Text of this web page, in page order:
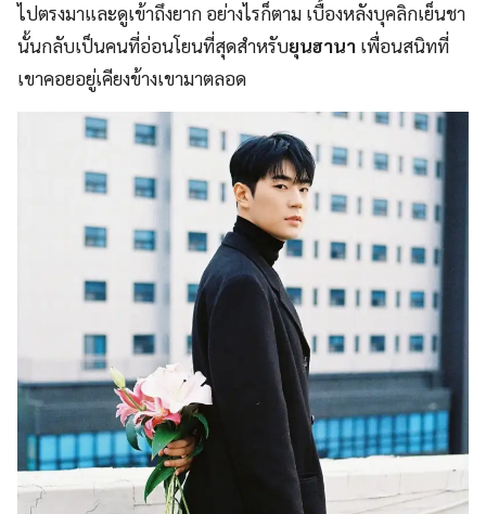
ไปตรงมาและดูเข้าถึงยาก อย่างไรก็ตาม เบื้องหลังบุคลิกเย็นชา
นั้นกลับเป็นคนที่อ่อนโยนที่สุดสำหรับยุนฮานา เพื่อนสนิทที่
เขาคอยอยู่เคียงข้างเขามาตลอด